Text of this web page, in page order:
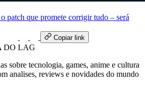
patch que promete corrigir tudo – será
Copiar link
DO LAG
sobre tecnologia, games, anime e cultura
analises, reviews e novidades do mundo